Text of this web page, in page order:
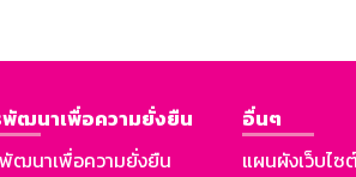
พัฒนาเพื่อความยั่งยืน
ฒนาเพื่อความยั่งยืน
อื่นๆ
แผนผังเว็บไซ